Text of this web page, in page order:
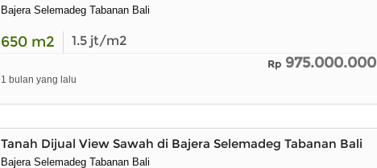
Bajera Selemadeg Tabanan Bali
650 m2 1.5 jt/m2
Rp 975.000.000
1 bulan yang lalu
Tanah Dijual View Sawah di Bajera Selemadeg Tabanan Bali
Bajera Selemadeg Tabanan Bali